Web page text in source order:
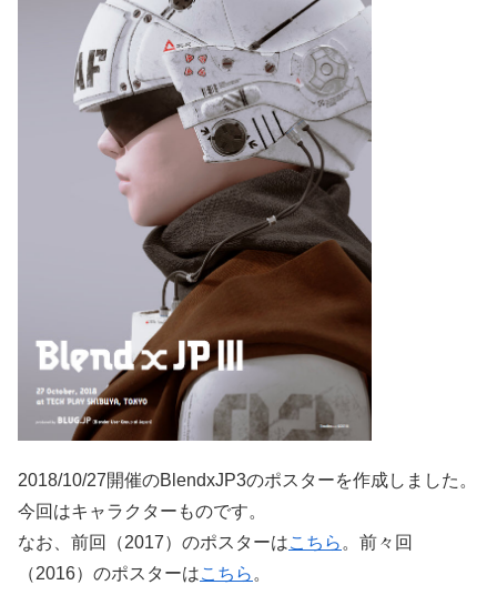
2018/10/27開催のBlendxJP3のポスターを作成しました。
今回はキャラクターものです。
なお、前回（2017）のポスターはこちら 。前々回
（2016）のポスターはこちら 。